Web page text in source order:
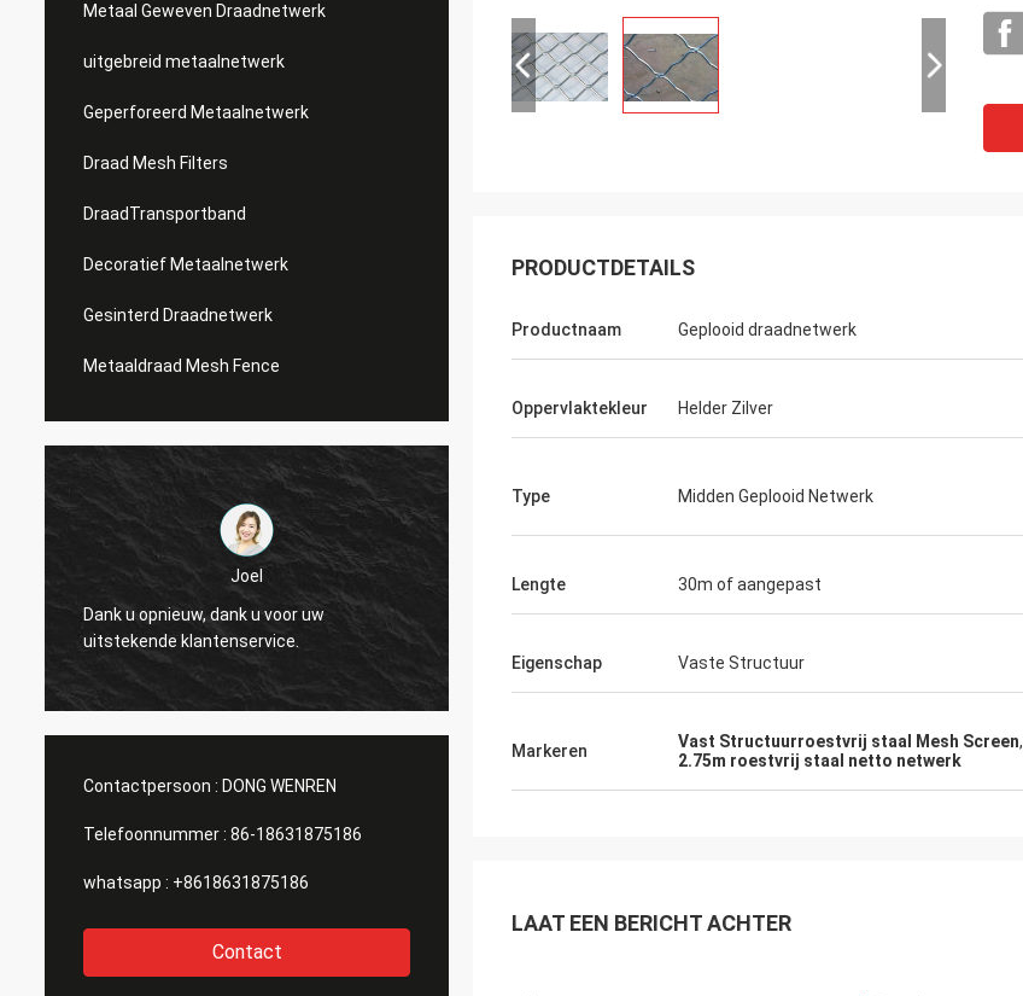
Metaal Geweven Draadnetwerk
uitgebreid metaalnetwerk
Geperforeerd Metaalnetwerk
Draad Mesh Filters
DraadTransportband
Decoratief Metaalnetwerk
Gesinterd Draadnetwerk
Metaaldraad Mesh Fence
u voor uw
Joel
Dank u opnieuw, dank u voor uw
uitstekende klantenservice.
Contactpersoon : DONG WENREN
Telefoonnummer : 86-18631875186
whatsapp : +8618631875186
Contact
PRODUCTDETAILS
Productnaam Geplooid draadnetwerk
Oppervlaktekleur Helder Zilver
Type Midden Geplooid Netwerk
Lengte 30m of aangepast
Eigenschap Vaste Structuur
Markeren Vast Structuurroestvrij staal Mesh Screen,
2.75m roestvrij staal netto netwerk
LAAT EEN BERICHT ACHTER